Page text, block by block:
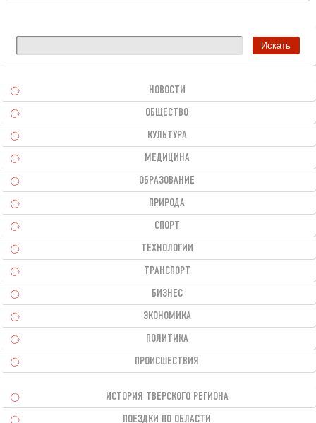
НОВОСТИ
ОБЩЕСТВО
КУЛЬТУРА
МЕДИЦИНА
ОБРАЗОВАНИЕ
ПРИРОДА
СПОРТ
ТЕХНОЛОГИИ
ТРАНСПОРТ
БИЗНЕС
ЭКОНОМИКА
ПОЛИТИКА
ПРОИСШЕСТВИЯ
ИСТОРИЯ ТВЕРСКОГО РЕГИОНА
ПОЕЗДКИ ПО ОБЛАСТИ